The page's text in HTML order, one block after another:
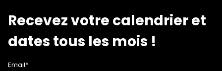
Recevez votre calendrier et
dates tous les mois !
Email*